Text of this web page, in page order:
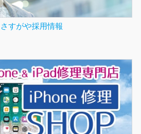
さすがや採用情報